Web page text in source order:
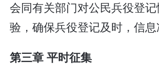
会同有关部门对公民兵役登
验，确保兵役登记及时，信息
第三章 平时征集